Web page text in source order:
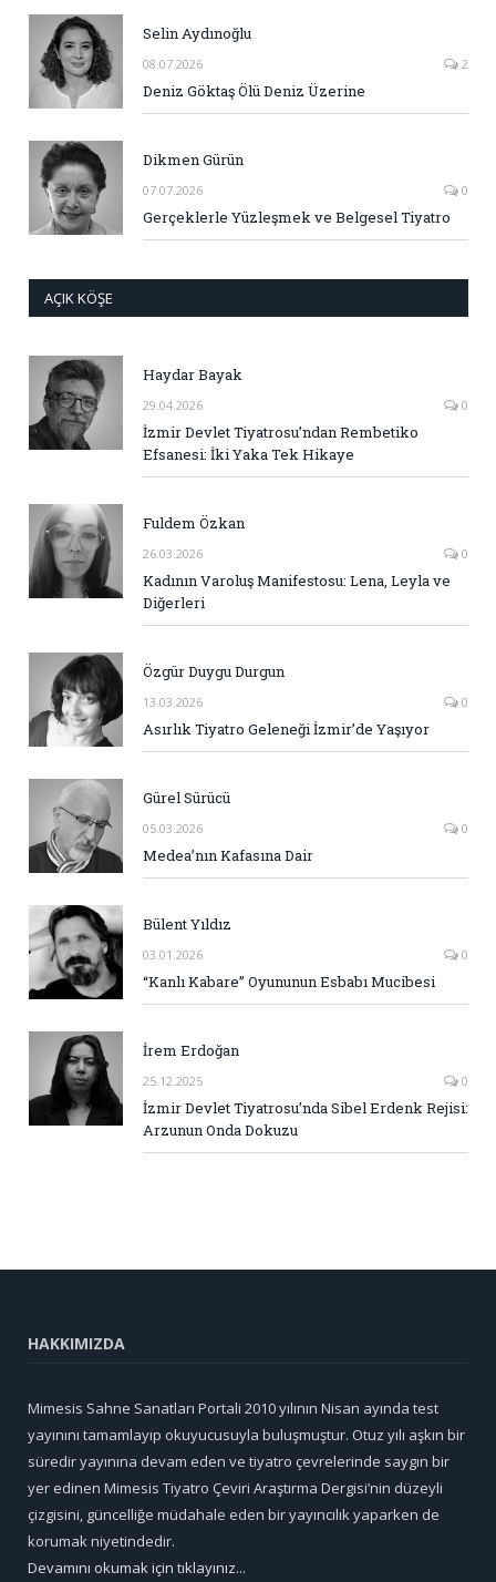
Selin Aydınoğlu
08.07.2026 2
Deniz Göktaş Ölü Deniz Üzerine
Dikmen Gürün
07.07.2026 0
Gerçeklerle Yüzleşmek ve Belgesel Tiyatro
AÇIK KÖŞE
Haydar Bayak
29.04.2026 0
İzmir Devlet Tiyatrosu’ndan Rembetiko
Efsanesi: İki Yaka Tek Hikaye
Fuldem Özkan
26.03.2026 0
Kadının Varoluş Manifestosu: Lena, Leyla ve
Diğerleri
Özgür Duygu Durgun
13.03.2026 0
Asırlık Tiyatro Geleneği İzmir’de Yaşıyor
Gürel Sürücü
05.03.2026 0
Medea’nın Kafasına Dair
Bülent Yıldız
03.01.2026 0
“Kanlı Kabare” Oyununun Esbabı Mucibesi
İrem Erdoğan
25.12.2025 0
İzmir Devlet Tiyatrosu’nda Sibel Erdenk Rejisi:
Arzunun Onda Dokuzu
HAKKIMIZDA
Mimesis Sahne Sanatları Portali 2010 yılının Nisan ayında test
yayınını tamamlayıp okuyucusuyla buluşmuştur. Otuz yılı aşkın bir
süredir yayınına devam eden ve tiyatro çevrelerinde saygın bir
yer edinen Mimesis Tiyatro Çeviri Araştırma Dergisi’nin düzeyli
çizgisini, güncelliğe müdahale eden bir yayıncılık yaparken de
korumak niyetindedir.
Devamını okumak için tıklayınız...